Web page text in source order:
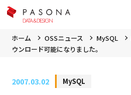
ホーム OSSニュース MySQL
ウンロード可能になりました。
2007.03.02 MySQL